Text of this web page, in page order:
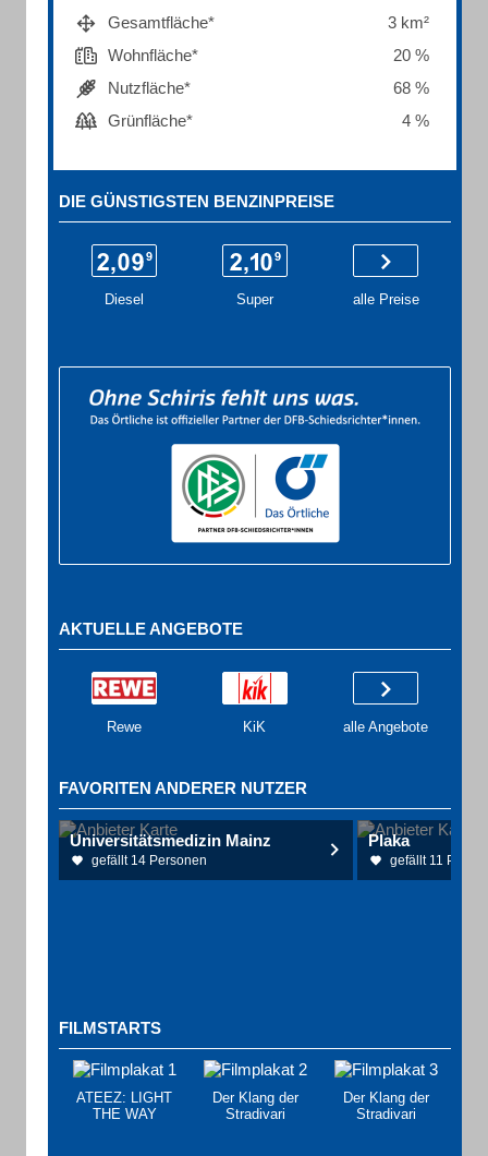
Gesamtfläche*
3 km²
Wohnfläche*
20 %
Nutzfläche*
68 %
Grünfläche*
4 %
DIE GÜNSTIGSTEN BENZINPREISE
Diesel Super alle Preise
AKTUELLE ANGEBOTE
Rewe KiK alle Angebote
FAVORITEN ANDERER NUTZER
Universitätsmedizin Mainz
gefällt 14 Personen
Plaka
gefällt 11
FILMSTARTS
ATEEZ: LIGHT
THE WAY
Der Klang der
Stradivari
Der Klang der
Stradivari